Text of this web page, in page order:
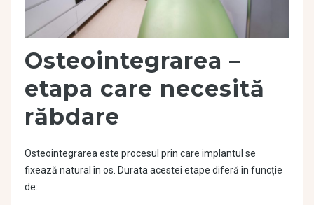
Osteointegrarea –
etapa care necesită
răbdare
Osteointegrarea este procesul prin care implantul se
fixează natural în os. Durata acestei etape diferă în funcție
de: